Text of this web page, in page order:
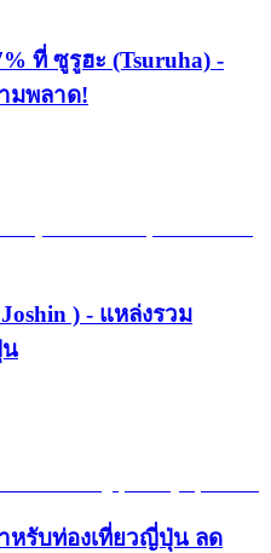
ที่ ซูรูฮะ (Tsuruha) -
มพลาด!
) - แหล่งรวม
หรับท่องเที่ยวญี่ปุ่น ลด